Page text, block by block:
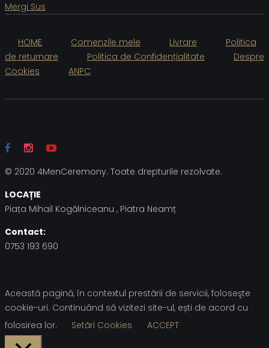
Mergi Sus
HOME Comenzile mele Livrare
Politica
de returnare
Politica de Confidențialitate
Despre
Cookies
ANPC
© 2020 4MenCeremony. Toate drepturile rezolvate.
LOCAȚIE
Piața Mihail Kogălniceanu , Piatra Neamț
Contact:
0753 193 690
Această pagină, în contextul prestării de servicii, foloseşte
cookie-uri. Continuând să vizitezi site-ul, ești de acord cu
folosirea lor.
Setări Cookies ACCEPT